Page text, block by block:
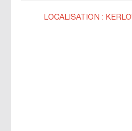
LOCALISATION :